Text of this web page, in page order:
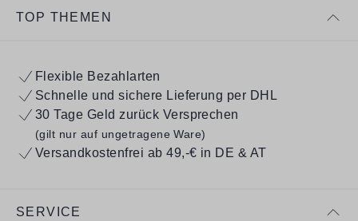
TOP THEMEN
Flexible Bezahlarten
Schnelle und sichere Lieferung per DHL
30 Tage Geld zurück Versprechen
(gilt nur auf ungetragene Ware)
Versandkostenfrei ab 49,-€ in DE & AT
SERVICE